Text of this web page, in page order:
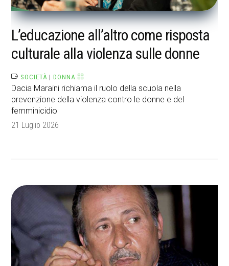
L’educazione all’altro come risposta
culturale alla violenza sulle donne
SOCIETÀ |DONNA
Dacia Maraini richiama il ruolo della scuola nella
prevenzione della violenza contro le donne e del
femminicidio
21 Luglio 2026